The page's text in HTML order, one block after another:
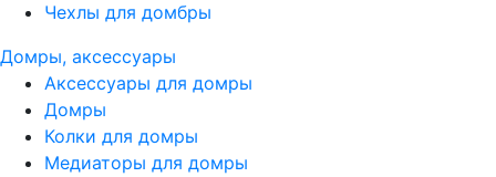
Чехлы для домбры
Домры, аксессуары
Аксессуары для домры
Домры
Колки для домры
Медиаторы для домры